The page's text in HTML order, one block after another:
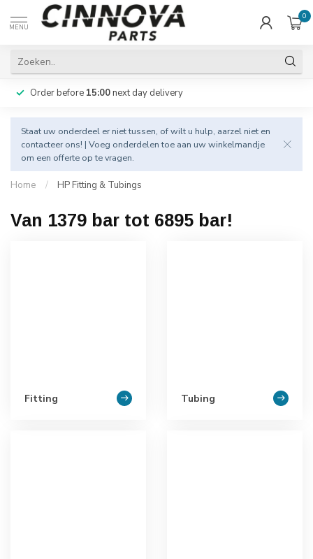
MENU
0
Order before 15:00next day delivery
Staat uw onderdeel er niet tussen, of wilt u hulp, aarzel niet en
contacteer ons! | Voeg onderdelen toe aan uw winkelmandje
om een offerte op te vragen.
Home / HP Fitting & Tubings
Van 1379 bar tot 6895 bar!
Fitting Tubing